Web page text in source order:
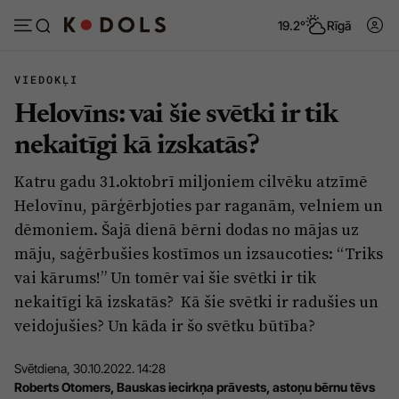
19.2° Rīgā
Abonēt Pieslēgties
Ziņas
Politika
Pašvaldības
Izglītība
Veselība
Vide
Tēmas
Viedokļi
Dzīve un ticība
Ekonomika
Krimināli
Sarunas
VIEDOKĻI
Helovīns: vai šie svētki ir tik
nekaitīgi kā izskatās?
Katru gadu 31.oktobrī miljoniem cilvēku atzīmē
Helovīnu, pārģērbjoties par raganām, velniem un
dēmoniem. Šajā dienā bērni dodas no mājas uz
māju, saģērbušies kostīmos un izsaucoties: “Triks
vai kārums!” Un tomēr vai šie svētki ir tik
nekaitīgi kā izskatās? Kā šie svētki ir radušies un
veidojušies? Un kāda ir šo svētku būtība?
Svētdiena, 30.10.2022. 14:28
Roberts Otomers, Bauskas iecirkņa prāvests, astoņu bērnu tēvs